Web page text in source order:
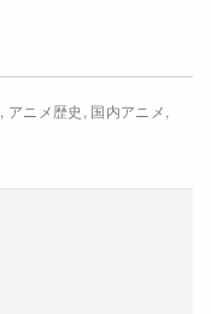
アニメ歴史 国内アニメ